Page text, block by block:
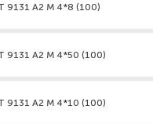
9131 А2 M 4*8 (100)
9131 А2 M 4*50 (100)
9131 А2 M 4*10 (100)